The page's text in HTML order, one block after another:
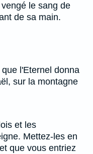
le sang de
de sa main.
l'Eternel donna
sur la montagne
et les
Mettez-les en
que vous entriez